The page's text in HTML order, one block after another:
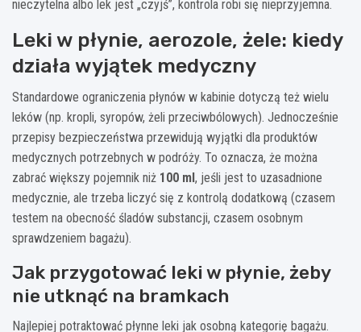
nieczytelna albo lek jest „czyjś”, kontrola robi się nieprzyjemna.
Leki w płynie, aerozole, żele: kiedy
działa wyjątek medyczny
Standardowe ograniczenia płynów w kabinie dotyczą też wielu
leków (np. kropli, syropów, żeli przeciwbólowych). Jednocześnie
przepisy bezpieczeństwa przewidują wyjątki dla produktów
medycznych potrzebnych w podróży. To oznacza, że można
zabrać większy pojemnik niż 100 ml, jeśli jest to uzasadnione
medycznie, ale trzeba liczyć się z kontrolą dodatkową (czasem
testem na obecność śladów substancji, czasem osobnym
sprawdzeniem bagażu).
Jak przygotować leki w płynie, żeby
nie utknąć na bramkach
Najlepiej potraktować płynne leki jak osobną kategorię bagażu.